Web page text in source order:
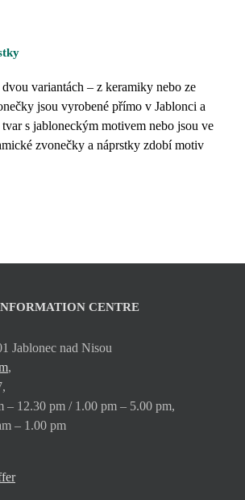
variantách – z keramiky nebo ze
jsou vyrobené přímo v Jablonci a
s jabloneckým motivem nebo jsou ve
zvonečky a náprstky zdobí motiv
CENTRE
Jablonec nad Nisou
,
– 12.30 pm / 1.00 pm – 5.00 pm,
– 1.00 pm